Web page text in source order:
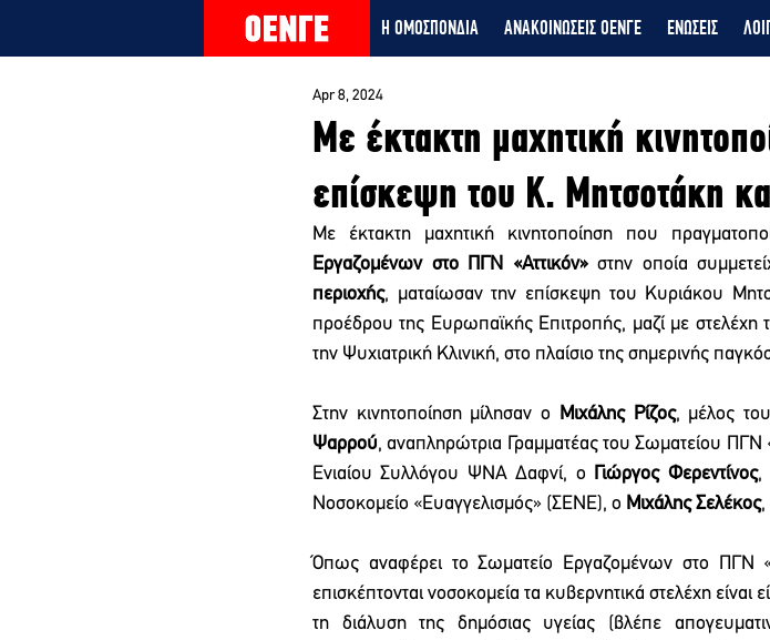
Η ΟΜΟΣΠΟΝΔΙΑ ΑΝΑΚΟΙΝΩΣΕΙΣ ΟΕΝΓΕ ΕΝΩΣΕΙΣ
Με έκτακτη μαχητική
επίσκεψη του Κ. Μητσοτάκη
Apr 8, 2024
Με έκτακτη μαχητική κινητοποίηση που
Εργαζομένων στο ΠΓΝ «Αττικόν» στην οποία
περιοχής, ματαίωσαν την επίσκεψη του Κυριάκου
προέδρου της Ευρωπαϊκής Επιτροπής, μαζί με στελέχη
την Ψυχιατρική Κλινική, στο πλαίσιο της σημερινής
Στην κινητοποίηση μίλησαν ο Μιχάλης Ρίζος, μέλος
Ψαρρού, αναπληρώτρια Γραμματέας του Σωματείου ΠΓΝ
Ενιαίου Συλλόγου ΨΝΑ Δαφνί, ο Γιώργος Φερεντίνος,
Νοσοκομείο «Ευαγγελισμός» (ΣΕΝΕ), ο Μιχάλης Σελέκος,
Όπως αναφέρει το Σωματείο Εργαζομένων στο ΠΓΝ
επισκέπτονται νοσοκομεία τα κυβερνητικά στελέχη είναι
τη διάλυση της δημόσιας υγείας (βλέπε